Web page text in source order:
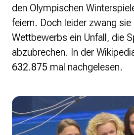
den Olympischen
feiern. Doch leider zwang sie
Wettbewerbs ein Unfall, die
abzubrechen. In der
632.875 mal nachgelesen.